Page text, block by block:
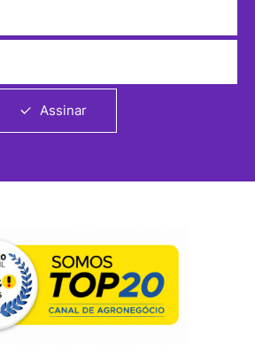
Assinar